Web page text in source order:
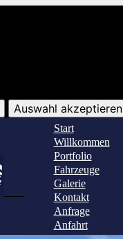
Auswahl akzeptieren
Start
Willkommen
Portfolio
Fahrzeuge
Galerie
Kontakt
Anfrage
Anfahrt